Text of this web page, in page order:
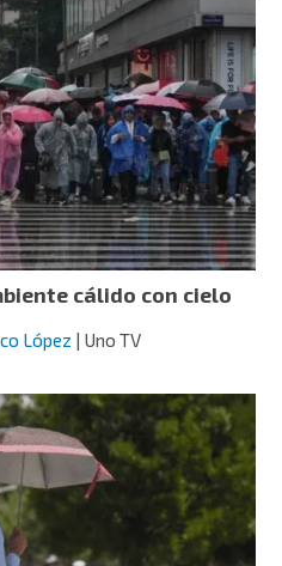
cálido con cielo
López | Uno TV